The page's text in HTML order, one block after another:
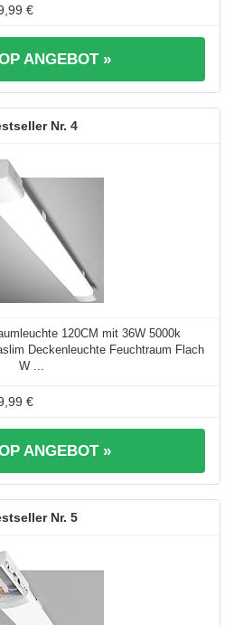
€
ANGEBOT »
4
120CM mit 36W 5000k
Deckenleuchte Feuchtraum Flach
W ...
€
ANGEBOT »
5